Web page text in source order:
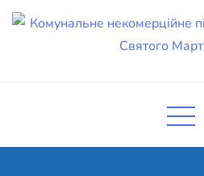
Skip
підприємство